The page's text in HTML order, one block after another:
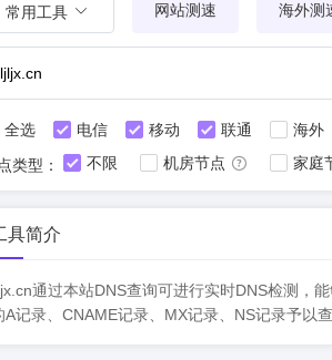
常用工具 网站测速 海外测
全选 电信 移动 联通
海外
类型：
不限 机房节点 家庭
具简介
通过本站DNS查询可进行实时DNS检测，
A记录、CNAME记录、MX记录、NS记录予以